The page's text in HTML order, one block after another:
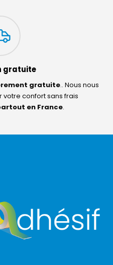
gratuite
gratuite.. Nous nous
confort sans frais
en France.